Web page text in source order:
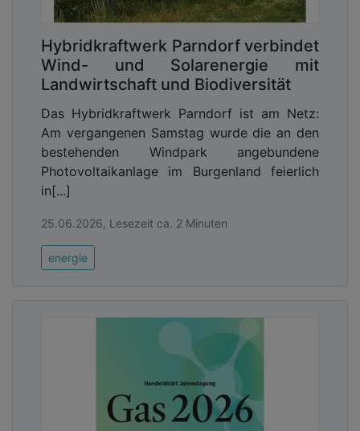
Hybridkraftwerk Parndorf verbindet
Wind- und Solarenergie mit
Landwirtschaft und Biodiversität
Das Hybridkraftwerk Parndorf ist am Netz:
Am vergangenen Samstag wurde die an den
bestehenden Windpark angebundene
Photovoltaikanlage im Burgenland feierlich
in[...]
25.06.2026, Lesezeit ca. 2 Minuten
energie